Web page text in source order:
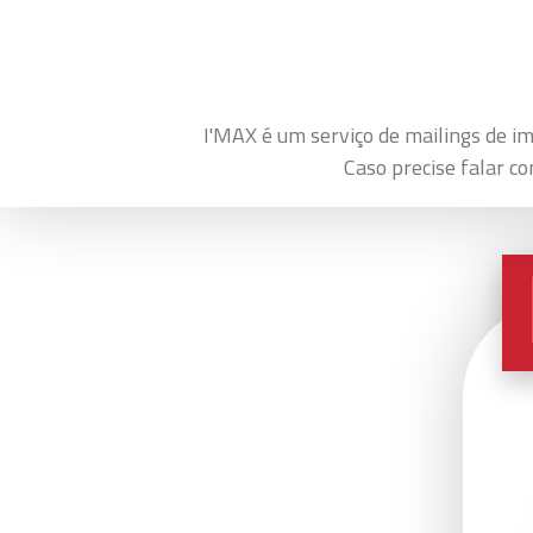
I'MAX é um serviço de mailings de
Caso precise falar